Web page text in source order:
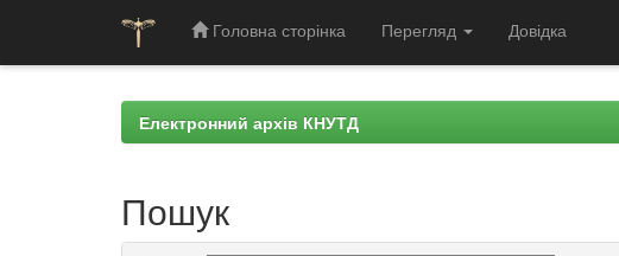
Головна сторінка Перегляд Довідка
Електронний архів КНУТД
Пошук